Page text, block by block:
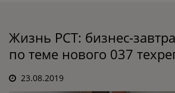
Жизнь РСТ: бизнес-
по теме нового 037
23.08.2019